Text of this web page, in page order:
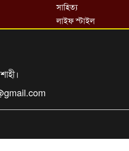
রাজশাইন একাডেমির ফল
খেলার মাঠে বানানো হয়েছে
আষাড়িয়াদহর দুই বিদ্যালয়
সাহিত্য
লাইফ স্টাইল